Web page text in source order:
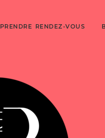
PRENDRE RENDEZ-VOUS